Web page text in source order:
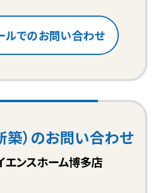
ルでのお問い合わせ
築）のお問い合わせ
エンスホーム博多店